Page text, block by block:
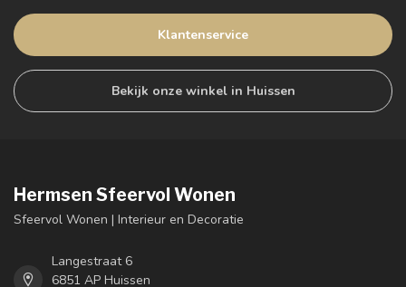
Klantenservice
Bekijk onze winkel in Huissen
Hermsen Sfeervol Wonen
Sfeervol Wonen | Interieur en Decoratie
Langestraat 6
6851 AP Huissen